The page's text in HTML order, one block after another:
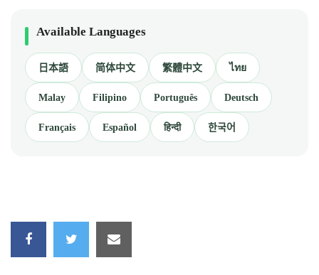
Available Languages
日本語 简体中文 繁體中文 ไทย
Malay Filipino Português Deutsch
Français Español हिन्दी 한국어